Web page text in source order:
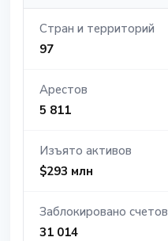
Стран и территорий
97
Арестов
5 811
Изъято активов
$293 млн
Заблокировано счетов
31 014